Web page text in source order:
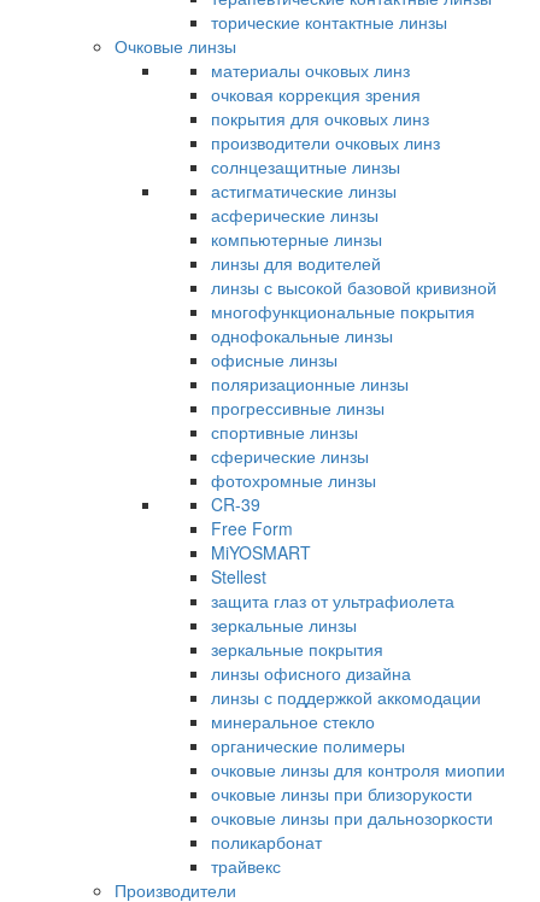
торические контактные линзы
Очковые линзы
материалы очковых линз
очковая коррекция зрения
покрытия для очковых линз
производители очковых линз
солнцезащитные линзы
астигматические линзы
асферические линзы
компьютерные линзы
линзы для водителей
линзы с высокой базовой кривизной
многофункциональные покрытия
однофокальные линзы
офисные линзы
поляризационные линзы
прогрессивные линзы
спортивные линзы
сферические линзы
фотохромные линзы
CR-39
Free Form
MiYOSMART
Stellest
защита глаз от ультрафиолета
зеркальные линзы
зеркальные покрытия
линзы офисного дизайна
линзы с поддержкой аккомодации
минеральное стекло
органические полимеры
очковые линзы для контроля миопии
очковые линзы при близорукости
очковые линзы при дальнозоркости
поликарбонат
трайвекс
Производители